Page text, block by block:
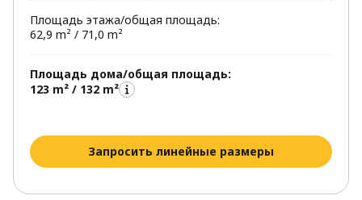
Площадь этажа/общая площадь:
62,9 m² / 71,0 m²
Площадь дома/общая площадь:
123 m² / 132 m²
Запросить линейные размеры